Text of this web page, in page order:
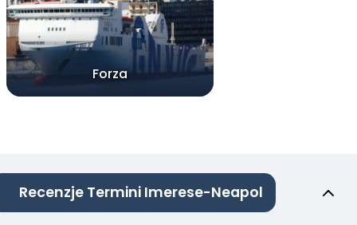
Forza
Recenzje Termini Imerese-Neapol